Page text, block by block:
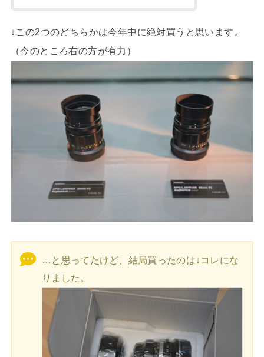
↓この2つのどちらかは今年中に絶対買うと思います。
（今のところ右の方が有力）
…と思ってたけど、結局買ったのは↓コレにな
りました。